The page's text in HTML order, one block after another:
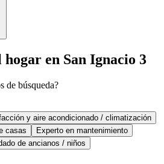
en San Ignacio 3
de búsqueda?
y aire acondicionado / climatización
casas
Experto en mantenimiento
de ancianos / niños